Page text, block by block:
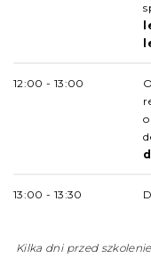
12:00 - 13:00
13:00 - 13:30
Kilka dni przed